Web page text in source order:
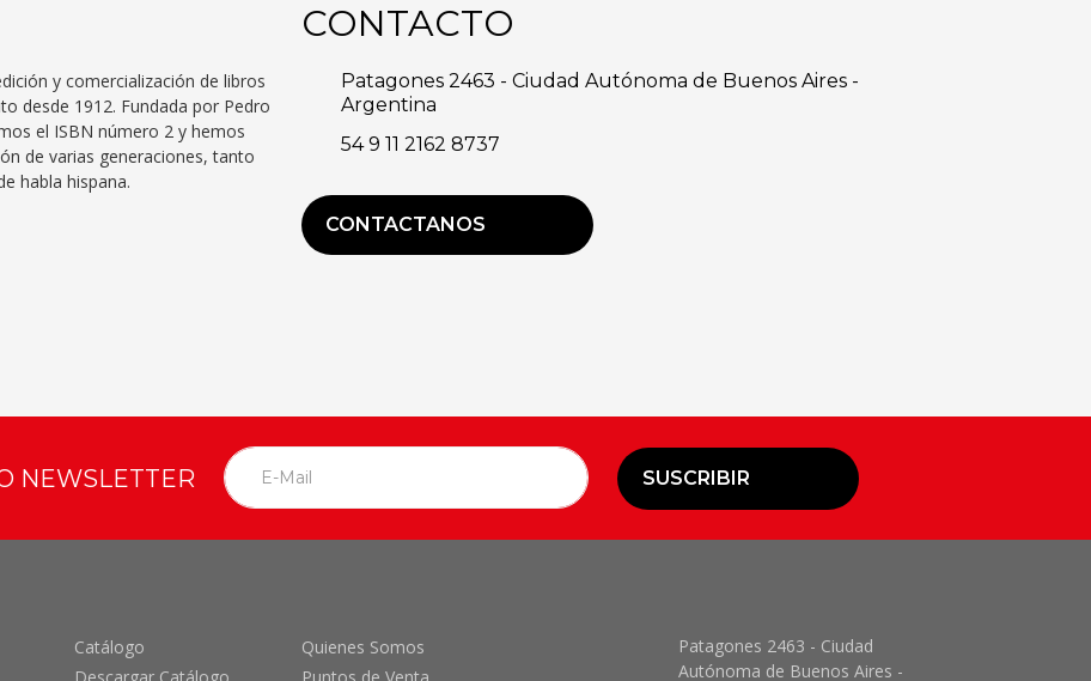
y comercialización de libros
desde 1912. Fundada por Pedro
el ISBN número 2 y hemos
de varias generaciones, tanto
habla hispana.
CONTACTO
Patagones 2463 - Ciudad Autónoma de Buenos Aires -
Argentina
54 9 11 2162 8737
CONTACTANOS
NEWSLETTER SUSCRIBIR
Catálogo
Quienes Somos
Patagones 2463 - Ciudad
Autónoma de Buenos Aires -